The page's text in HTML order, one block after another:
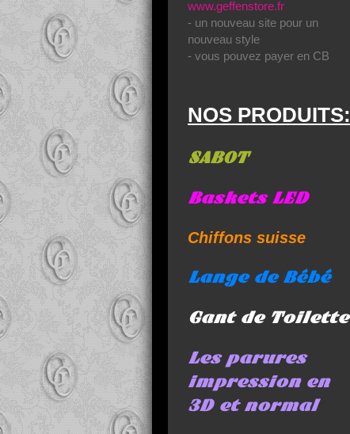
www.geffenstore.fr
- un nouveau site pour un
nouveau style
- vous pouvez payer en CB
NOS PRODUITS:
SABOT
Baskets LED
Chiffons suisse
Lange de Bébé
Gant de Toilette
Les parures
impression en
3D et normal